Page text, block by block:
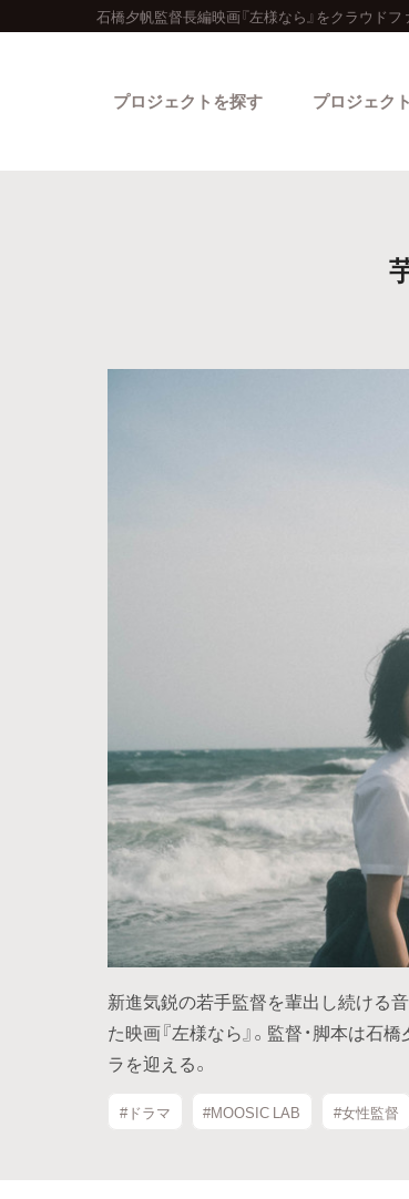
石橋夕帆監督長編映画『左様なら』をクラウドフ
プロジェクトを探す
カテゴリ
プロジェク
新進気鋭の若手監督を輩出し続ける
た映画『左様なら』。監督・脚本は石
ラを迎える。
#ドラマ #MOOSIC LAB #女性監督